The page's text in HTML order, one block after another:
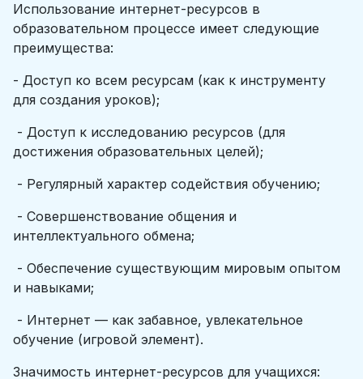
Использование интернет-ресурсов в
образовательном процессе имеет следующие
преимущества:
- Доступ ко всем ресурсам (как к инструменту
для создания уроков);
- Доступ к исследованию ресурсов (для
достижения образовательных целей);
- Регулярный характер содействия обучению;
- Совершенствование общения и
интеллектуального обмена;
- Обеспечение существующим мировым опытом
и навыками;
- Интернет — как забавное, увлекательное
обучение (игровой элемент).
Значимость интернет-ресурсов для учащихся: